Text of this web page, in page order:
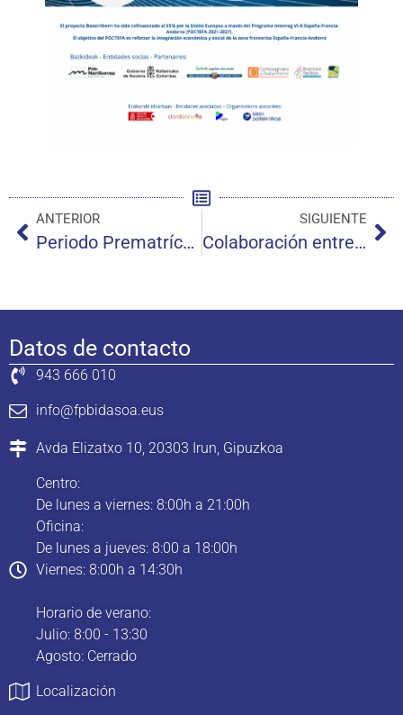
ANTERIOR
Periodo Prematrícula
SIGUIENTE
Colaboración entre Bidasoa y Plaiaundi: el alumnado de Bidasoa ha instalado una cubierta para bicicletas en Plaiaundi
Datos de contacto
943 666 010
info@fpbidasoa.eus
Avda Elizatxo 10, 20303 Irun, Gipuzkoa
Centro:
De lunes a viernes: 8:00h a 21:00h
Oficina:
De lunes a jueves: 8:00 a 18:00h
Viernes: 8:00h a 14:30h
Horario de verano:
Julio: 8:00 - 13:30
Agosto: Cerrado
Localización